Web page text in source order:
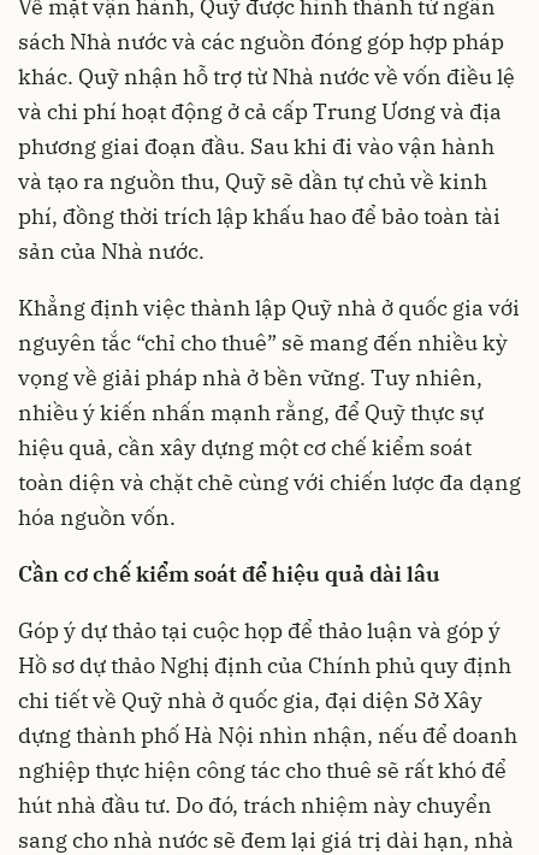
Về mặt vận hành, Quỹ được hình thành từ ngân
sách Nhà nước và các nguồn đóng góp hợp pháp
khác. Quỹ nhận hỗ trợ từ Nhà nước về vốn điều lệ
và chi phí hoạt động ở cả cấp Trung Ương và địa
phương giai đoạn đầu. Sau khi đi vào vận hành
và tạo ra nguồn thu, Quỹ sẽ dần tự chủ về kinh
phí, đồng thời trích lập khấu hao để bảo toàn tài
sản của Nhà nước.
Khẳng định việc thành lập Quỹ nhà ở quốc gia với
nguyên tắc “chỉ cho thuê” sẽ mang đến nhiều kỳ
vọng về giải pháp nhà ở bền vững. Tuy nhiên,
nhiều ý kiến nhấn mạnh rằng, để Quỹ thực sự
hiệu quả, cần xây dựng một cơ chế kiểm soát
toàn diện và chặt chẽ cùng với chiến lược đa dạng
hóa nguồn vốn.
Cần cơ chế kiểm soát để hiệu quả dài lâu
Góp ý dự thảo tại cuộc họp để thảo luận và góp ý
Hồ sơ dự thảo Nghị định của Chính phủ quy định
chi tiết về Quỹ nhà ở quốc gia, đại diện Sở Xây
dựng thành phố Hà Nội nhìn nhận, nếu để doanh
nghiệp thực hiện công tác cho thuê sẽ rất khó để
hút nhà đầu tư. Do đó, trách nhiệm này chuyển
sang cho nhà nước sẽ đem lại giá trị dài hạn, nhà